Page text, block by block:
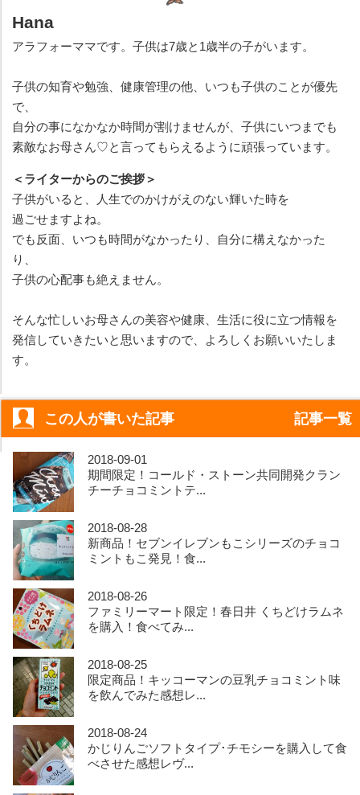
Hana
アラフォーママです。子供は7歳と1歳半の子がいます。
子供の知育や勉強、健康管理の他、いつも子供のことが優先
で、
自分の事になかなか時間が割けませんが、子供にいつまでも
素敵なお母さん♡と言ってもらえるように頑張っています。
＜ライターからのご挨拶＞
子供がいると、人生でのかけがえのない輝いた時を
過ごせますよね。
でも反面、いつも時間がなかったり、自分に構えなかった
り、
子供の心配事も絶えません。
そんな忙しいお母さんの美容や健康、生活に役に立つ情報を
発信していきたいと思いますので、よろしくお願いいたしま
す。
この人が書いた記事 記事一覧
2018-09-01
期間限定！コールド・ストーン共同開発クラン
チーチョコミントテ...
2018-08-28
新商品！セブンイレブンもこシリーズのチョコ
ミントもこ発見！食...
2018-08-26
ファミリーマート限定！春日井 くちどけラムネ
を購入！食べてみ...
2018-08-25
限定商品！キッコーマンの豆乳チョコミント味
を飲んでみた感想レ...
2018-08-24
かじりんごソフトタイプ･チモシーを購入して食
べさせた感想レヴ...